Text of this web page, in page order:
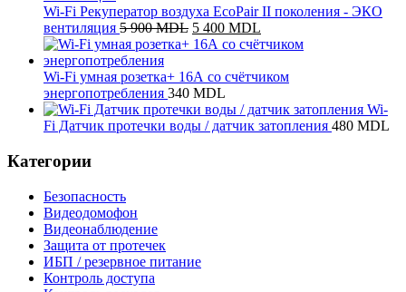
Wi-Fi Рекуператор воздуха EcoPair II поколения - ЭКО
вентиляция 5 900MDL Первоначальная
цена
5
900 MDL.
5 400 MDL
цена:
400 MDL.
Wi-Fi умная розетка+ 16А со счётчиком
энергопотребления 340 MDL
Wi-
Fi Датчик протечки воды / датчик затопления 480 MDL
Категории
Безопасность
Видеодомофон
Видеонаблюдение
Защита от протечек
ИБП / резервное питание
Контроль доступа